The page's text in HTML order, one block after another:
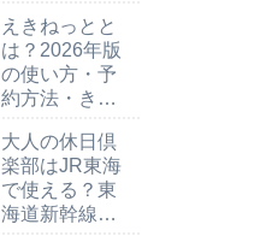
ド
えきねっとと
は？2026年版
の使い方・予
約方法・きっ
方を解説
大人の休日倶
楽部はJR東海
で使える？東
海道新幹線の